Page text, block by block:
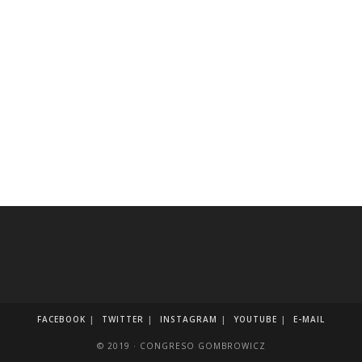
FACEBOOK TWITTER INSTAGRAM YOUTUBE E-MAIL
© 2019 · CONGRESO GOMBROWICZ